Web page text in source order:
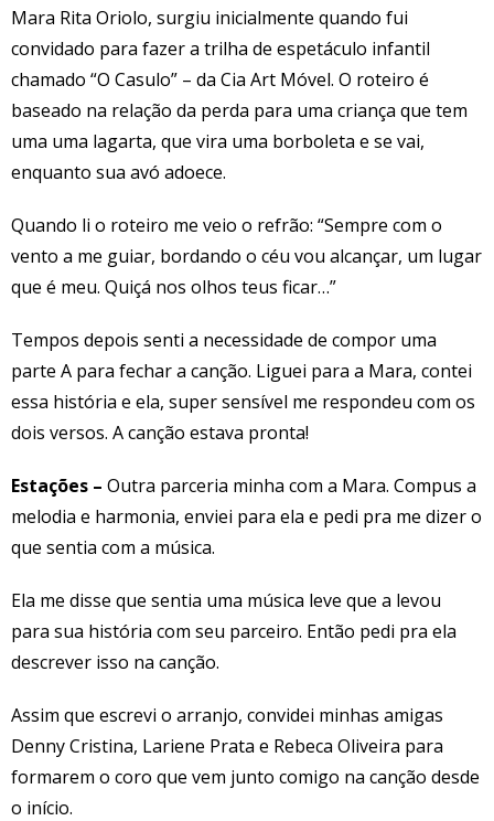
Mara Rita Oriolo, surgiu inicialmente quando fui
convidado para fazer a trilha de espetáculo infantil
chamado “O Casulo” – da Cia Art Móvel. O roteiro é
baseado na relação da perda para uma criança que tem
uma uma lagarta, que vira uma borboleta e se vai,
enquanto sua avó adoece.
Quando li o roteiro me veio o refrão: “Sempre com o
vento a me guiar, bordando o céu vou alcançar, um lugar
que é meu. Quiçá nos olhos teus ficar…”
Tempos depois senti a necessidade de compor uma
parte A para fechar a canção. Liguei para a Mara, contei
essa história e ela, super sensível me respondeu com os
dois versos. A canção estava pronta!
Estações – Outra parceria minha com a Mara. Compus a
melodia e harmonia, enviei para ela e pedi pra me dizer o
que sentia com a música.
Ela me disse que sentia uma música leve que a levou
para sua história com seu parceiro. Então pedi pra ela
descrever isso na canção.
Assim que escrevi o arranjo, convidei minhas amigas
Denny Cristina, Lariene Prata e Rebeca Oliveira para
formarem o coro que vem junto comigo na canção desde
o início.